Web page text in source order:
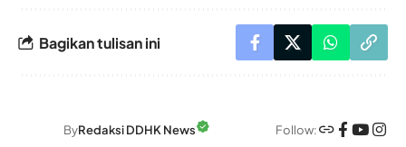
Bagikan tulisan ini
ByRedaksi DDHK News Follow: